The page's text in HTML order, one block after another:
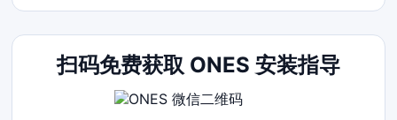
扫码免费获取 ONES 安装指导